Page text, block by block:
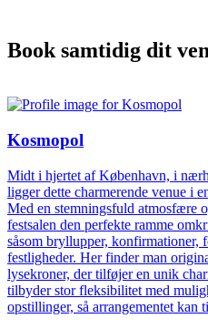
Book samtidig dit
Kosmopol
Midt i hjertet af København, i
ligger dette charmerende venue i
Med en stemningsfuld atmosfære
festsalen den perfekte ramme
såsom bryllupper, konfirmationer,
festligheder. Her finder man
lysekroner, der tilføjer en unik
tilbyder stor fleksibilitet med
opstillinger, så arrangementet kan